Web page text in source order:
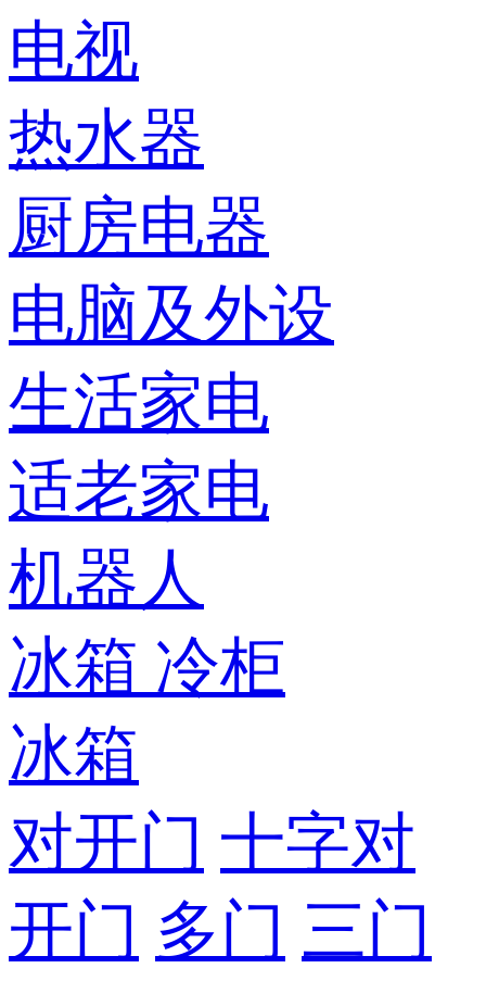
电视
热水器
厨房电器
电脑及外设
生活家电
适老家电
机器人
冰箱 冷柜
冰箱
对开门 十字对
开门 多门 三门